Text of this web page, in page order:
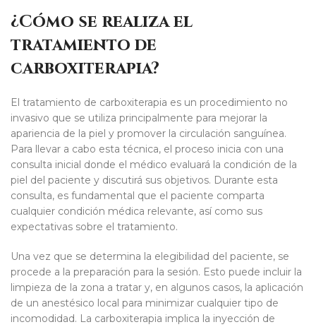
¿Cómo se realiza el
tratamiento de
carboxiterapia?
El tratamiento de carboxiterapia es un procedimiento no
invasivo que se utiliza principalmente para mejorar la
apariencia de la piel y promover la circulación sanguínea.
Para llevar a cabo esta técnica, el proceso inicia con una
consulta inicial donde el médico evaluará la condición de la
piel del paciente y discutirá sus objetivos. Durante esta
consulta, es fundamental que el paciente comparta
cualquier condición médica relevante, así como sus
expectativas sobre el tratamiento.
Una vez que se determina la elegibilidad del paciente, se
procede a la preparación para la sesión. Esto puede incluir la
limpieza de la zona a tratar y, en algunos casos, la aplicación
de un anestésico local para minimizar cualquier tipo de
incomodidad. La carboxiterapia implica la inyección de